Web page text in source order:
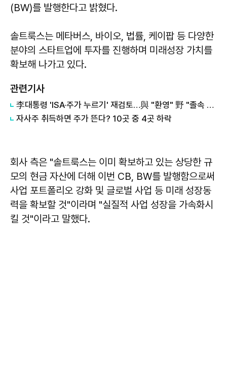
(BW)를 발행한다고 밝혔다.
솔트룩스는 메타버스, 바이오, 법률, 케이팝 등 다양한
분야의 스타트업에 투자를 진행하며 미래성장 가치를
확보해 나가고 있다.
관련기사
李대통령 'ISA·주가 누르기' 재검토…與 "환영" 野 "졸속 국정"
자사주 취득하면 주가 뜬다? 10곳 중 4곳 하락
회사 측은 "솔트룩스는 이미 확보하고 있는 상당한 규
모의 현금 자산에 더해 이번 CB, BW를 발행함으로써
사업 포트폴리오 강화 및 글로벌 사업 등 미래 성장동
력을 확보할 것"이라며 "실질적 사업 성장을 가속화시
킬 것"이라고 말했다.